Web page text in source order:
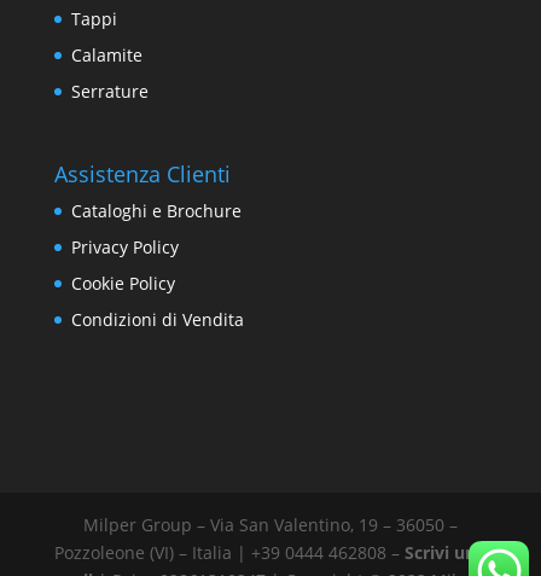
Tappi
Calamite
Serrature
Assistenza Clienti
Cataloghi e Brochure
Privacy Policy
Cookie Policy
Condizioni di Vendita
Milper Group – Via San Valentino, 19 – 36050 –
Pozzoleone (VI) – Italia | +39 0444 462808 –Scrivi una